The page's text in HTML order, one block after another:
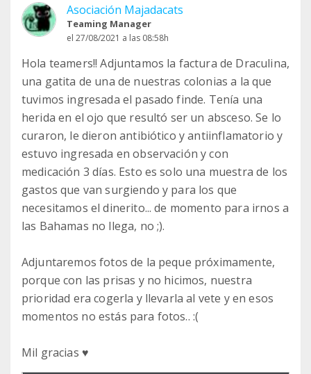
Asociación Majadacats
Teaming Manager
el 27/08/2021 a las 08:58h
Hola teamers!! Adjuntamos la factura de Draculina,
una gatita de una de nuestras colonias a la que
tuvimos ingresada el pasado finde. Tenía una
herida en el ojo que resultó ser un absceso. Se lo
curaron, le dieron antibiótico y antiinflamatorio y
estuvo ingresada en observación y con
medicación 3 días. Esto es solo una muestra de los
gastos que van surgiendo y para los que
necesitamos el dinerito... de momento para irnos a
las Bahamas no llega, no ;).
Adjuntaremos fotos de la peque próximamente,
porque con las prisas y no hicimos, nuestra
prioridad era cogerla y llevarla al vete y en esos
momentos no estás para fotos.. :(
Mil gracias ♥